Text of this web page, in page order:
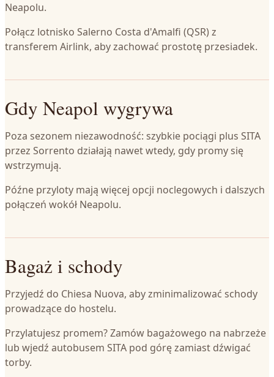
Neapolu.
Połącz lotnisko Salerno Costa d'Amalfi (QSR) z
transferem Airlink, aby zachować prostotę przesiadek.
Gdy Neapol wygrywa
Poza sezonem niezawodność: szybkie pociągi plus SITA
przez Sorrento działają nawet wtedy, gdy promy się
wstrzymują.
Późne przyloty mają więcej opcji noclegowych i dalszych
połączeń wokół Neapolu.
Bagaż i schody
Przyjedź do Chiesa Nuova, aby zminimalizować schody
prowadzące do hostelu.
Przylatujesz promem? Zamów bagażowego na nabrzeże
lub wjedź autobusem SITA pod górę zamiast dźwigać
torby.